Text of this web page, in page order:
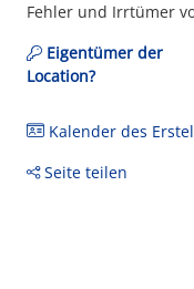
Fehler und Irrtümer
Eigentümer der
Location?
Kalender des
Seite teilen